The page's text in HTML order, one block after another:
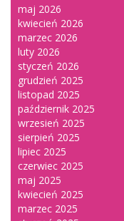
maj 2026
kwiecień 2026
marzec 2026
luty 2026
styczeń 2026
grudzień 2025
listopad 2025
październik 2025
wrzesień 2025
sierpień 2025
lipiec 2025
czerwiec 2025
maj 2025
kwiecień 2025
marzec 2025